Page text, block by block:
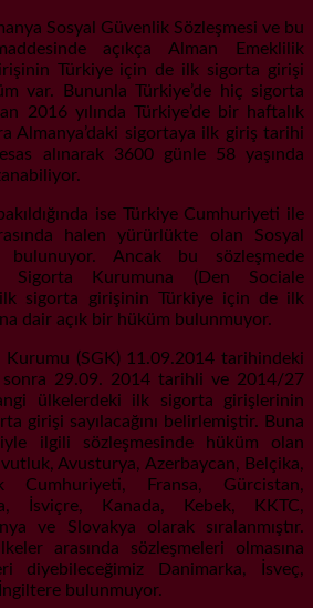
Sosyal Güvenlik Sözleşmesi ve bu
açıkça Alman Emeklilik
Türkiye için de ilk sigorta girişi
var. Bununla Türkiye’de hiç sigorta
2016 yılında Türkiye’de bir haftalık
Almanya’daki sigortaya ilk giriş tarihi
alınarak 3600 günle 58 yaşında
ise Türkiye Cumhuriyeti ile
halen yürürlükte olan Sosyal
bulunuyor. Ancak bu sözleşmede
Sigorta Kurumuna (Den Sociale
sigorta girişinin Türkiye için de ilk
dair açık bir hüküm bulunmuyor.
Kurumu (SGK) 11.09.2014 tarihindeki
sonra 29.09. 2014 tarihli ve 2014/27
ülkelerdeki ilk sigorta girişlerinin
girişi sayılacağını belirlemiştir. Buna
ilgili sözleşmesinde hüküm olan
Avusturya, Azerbaycan, Belçika,
Cumhuriyeti, Fransa, Gürcistan,
İsviçre, Kanada, Kebek, KKTC,
ve Slovakya olarak sıralanmıştır.
arasında sözleşmeleri olmasına
diyebileceğimiz Danimarka, İsveç,
bulunmuyor.